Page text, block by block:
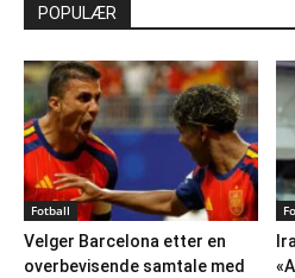
POPULÆR
Fotball
Velger Barcelona etter en
overbevisende samtale med